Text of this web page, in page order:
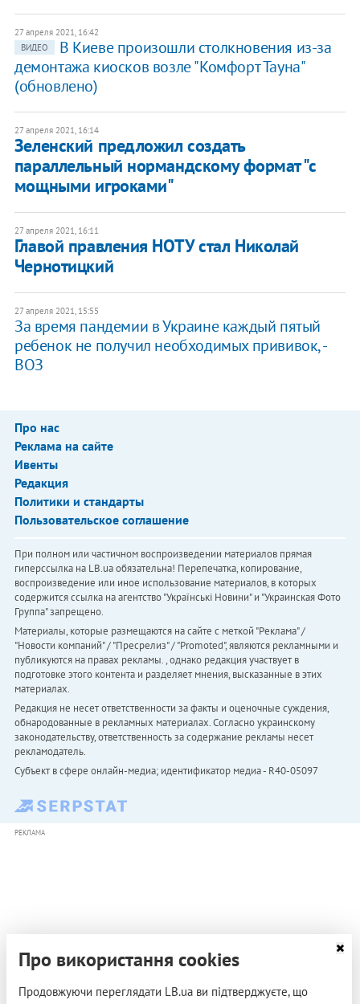
27 апреля 2021, 16:42
ВИДЕО
В Киеве произошли столкновения из-за
демонтажа киосков возле "Комфорт Тауна"
(обновлено)
27 апреля 2021, 16:14
Зеленский предложил создать
параллельный нормандскому формат "с
мощными игроками"
27 апреля 2021, 16:11
Главой правления НОТУ стал Николай
Чернотицкий
27 апреля 2021, 15:55
За время пандемии в Украине каждый пятый
ребенок не получил необходимых прививок, -
ВОЗ
Про нас
Реклама на сайте
Ивенты
Редакция
Политики и стандарты
Пользовательское соглашение
При полном или частичном воспроизведении материалов прямая
гиперссылка на LB.ua обязательна! Перепечатка, копирование,
воспроизведение или иное использование материалов, в которых
содержится ссылка на агентство "Українськi Новини" и "Украинская Фото
Группа" запрещено.
Материалы, которые размещаются на сайте с меткой "Реклама" /
"Новости компаний" / "Пресрелиз" / "Promoted", являются рекламными и
публикуются на правах рекламы. , однако редакция участвует в
подготовке этого контента и разделяет мнения, высказанные в этих
материалах.
Редакция не несет ответственности за факты и оценочные суждения,
обнародованные в рекламных материалах. Согласно украинскому
законодательству, ответственность за содержание рекламы несет
рекламодатель.
Субъект в сфере онлайн-медиа; идентификатор медиа - R40-05097
РЕКЛАМА
Про використання cookies
Продовжуючи переглядати LB.ua ви підтверджуєте, що